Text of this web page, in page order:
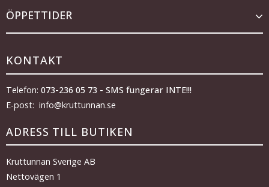
ÖPPETTIDER
KONTAKT
Telefon: 073-236 05 73 - SMS fungerar INTE!!!
E-post: info@kruttunnan.se
ADRESS TILL BUTIKEN
Kruttunnan Sverige AB
Nettovägen 1